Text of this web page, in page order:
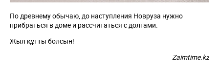
По древнему обычаю, до наступления Новруза нужно
прибраться в доме и рассчитаться с долгами.
Жыл құтты болсын!
Zaimtime.kz